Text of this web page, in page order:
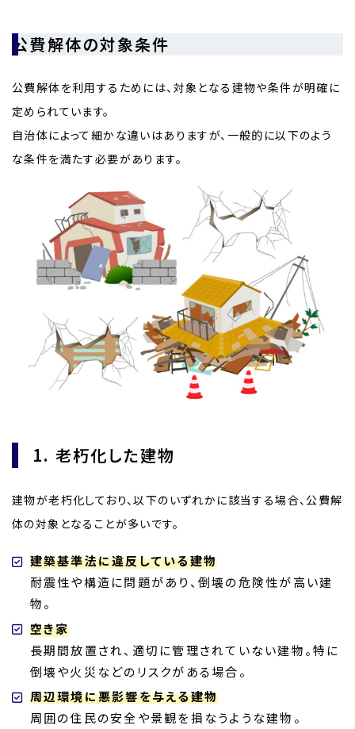
公費解体の対象条件
公費解体を利用するためには、対象となる建物や条件が明確に
定められています。
自治体によって細かな違いはありますが、一般的に以下のよう
な条件を満たす必要があります。
1. 老朽化した建物
建物が老朽化しており、以下のいずれかに該当する場合、公費解
体の対象となることが多いです。
建築基準法に違反している建物
耐震性や構造に問題があり、倒壊の危険性が高い建
物。
空き家
長期間放置され、適切に管理されていない建物。特に
倒壊や火災などのリスクがある場合。
周辺環境に悪影響を与える建物
周囲の住民の安全や景観を損なうような建物。